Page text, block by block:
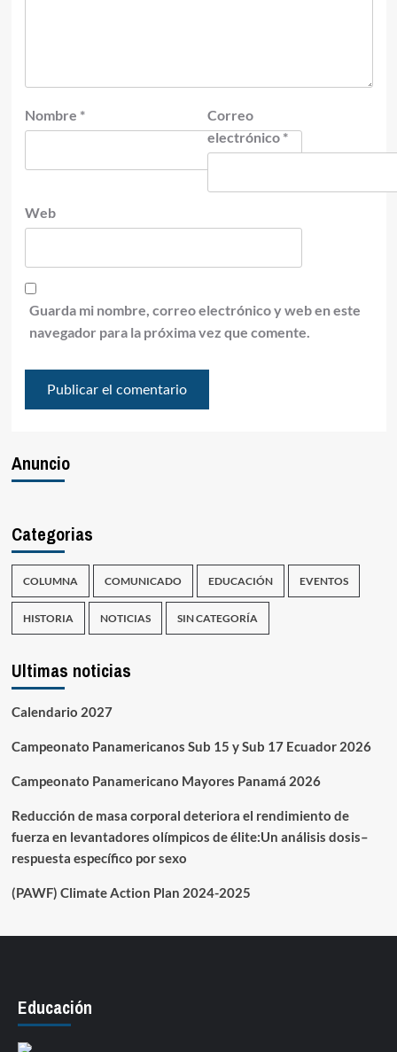
Nombre *
Correo
electrónico *
Web
Guarda mi nombre, correo electrónico y web en este
navegador para la próxima vez que comente.
Anuncio
Categorias
COLUMNA COMUNICADO EDUCACIÓN EVENTOS
HISTORIA NOTICIAS SIN CATEGORÍA
Ultimas noticias
Calendario 2027
Campeonato Panamericanos Sub 15 y Sub 17 Ecuador 2026
Campeonato Panamericano Mayores Panamá 2026
Reducción de masa corporal deteriora el rendimiento de
fuerza en levantadores olímpicos de élite:Un análisis dosis–
respuesta específico por sexo
(PAWF) Climate Action Plan 2024-2025
Educación